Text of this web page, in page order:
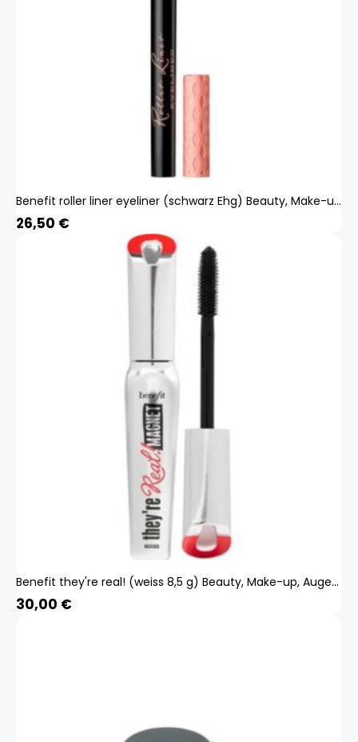
Benefit roller liner eyeliner (schwarz Ehg) Beauty, Make-up, Augen, Eyeliner
26,50 €
Benefit they're real! (weiss 8,5 g) Beauty, Make-up, Augen, Wimperntusche
30,00 €